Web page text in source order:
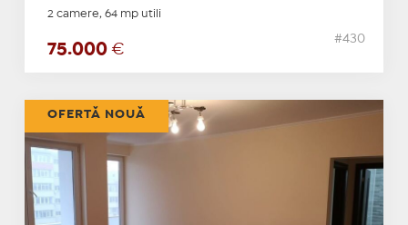
2 camere, 64 mp utili
75.000 €
#430
OFERTĂ NOUĂ